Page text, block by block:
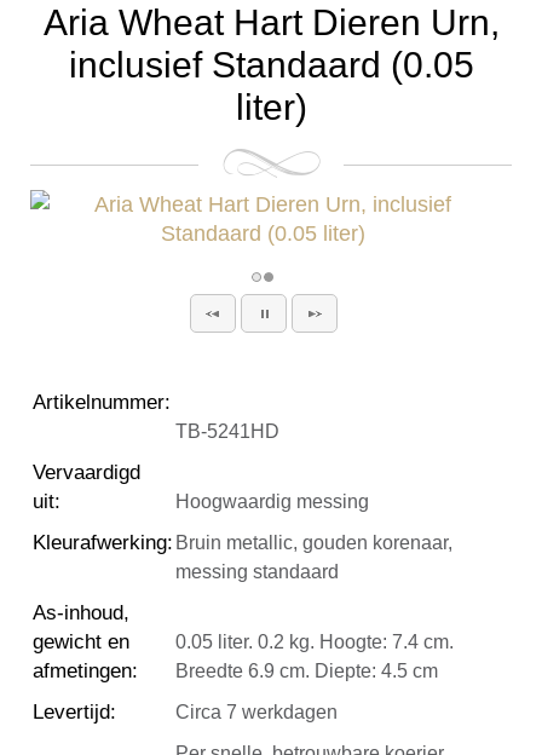
Aria Wheat Hart Dieren Urn,
inclusief Standaard (0.05
liter)
Artikelnummer:
TB-5241HD
Vervaardigd
uit: Hoogwaardig messing
Kleurafwerking: Bruin metallic, gouden korenaar,
messing standaard
As-inhoud,
gewicht en
afmetingen:
0.05 liter. 0.2 kg. Hoogte: 7.4 cm.
Breedte 6.9 cm. Diepte: 4.5 cm
Levertijd: Circa 7 werkdagen